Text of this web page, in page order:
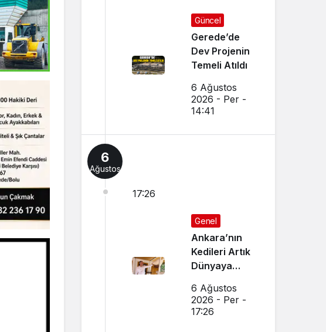
Güncel
Gerede’de
Dev Projenin
Temeli Atıldı
6 Ağustos
2026 - Per -
14:41
6
Ağustos
17:26
Genel
Ankara’nın
Kedileri Artık
Dünyaya
Tanıtılıyor
6 Ağustos
2026 - Per -
17:26